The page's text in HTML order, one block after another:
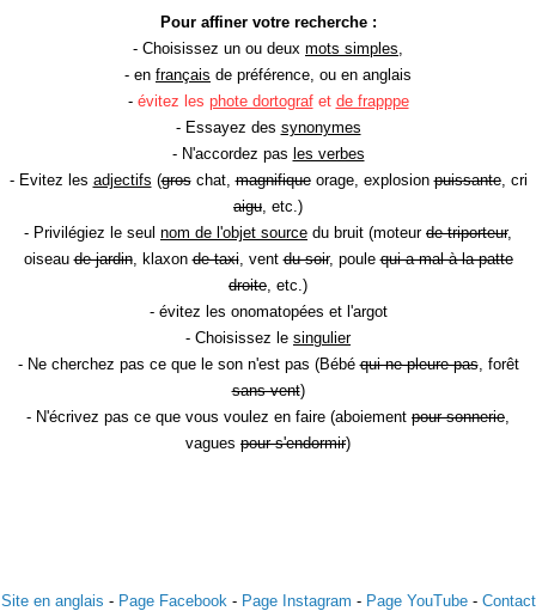
Pour affiner votre recherche :
- Choisissez un ou deux mots simples,
- en français de préférence, ou en anglais
- évitez les phote dortografet de frapppe
- Essayez des synonymes
- N'accordez pas les verbes
- Evitez les adjectifs (groschat,magnifiqueorage, explosionpuissante, cri
aigu, etc.)
- Privilégiez le seul nom de l'objet source du bruit (moteur de triporteur,
oiseaude jardin, klaxonde taxi, ventdu soir, poulequi a mal à la patte
droite, etc.)
- évitez les onomatopées et l'argot
- Choisissez le singulier
- Ne cherchez pas ce que le son n'est pas (Bébéqui ne pleure pas, forêt
sans vent)
- N'écrivez pas ce que vous voulez en faire (aboiement pour sonnerie,
vagues pour s'endormir)
Site en anglais - Page Facebook- Page Instagram - Page YouTube- Contact